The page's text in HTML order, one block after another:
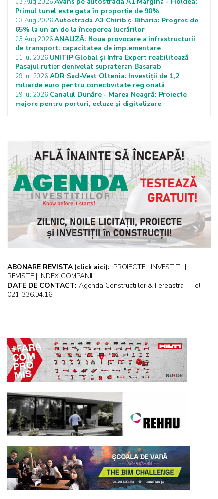
03 Aug 2026
Primul tunel este gata în proporție de 90%
03 Aug 2026 Autostrada A3 Chiribiș-Biharia: Progres de
65% la un an de la începerea lucrărilor
03 Aug 2026 ANALIZĂ: Noua provocare a infrastructurii
de transport: capacitatea de implementare
31 Iul 2026 UNITIP Global și Infra Expert reabilitează
Pasajul rutier denivelat suprateran Basarab
29 Iul 2026 ADR Sud-Vest Oltenia: Investiții de 1,2
miliarde euro pentru conectivitate regională
29 Iul 2026 Canalul Dunăre - Marea Neagră: Proiecte
majore pentru porturi, ecluze și digitalizare
ABONARE REVISTA (click aici): PROIECTE | INVESTITII |
REVISTE | INDEX COMPANII
DATE DE CONTACT: Agenda Constructiilor & Fereastra - Tel:
021-336.04.16